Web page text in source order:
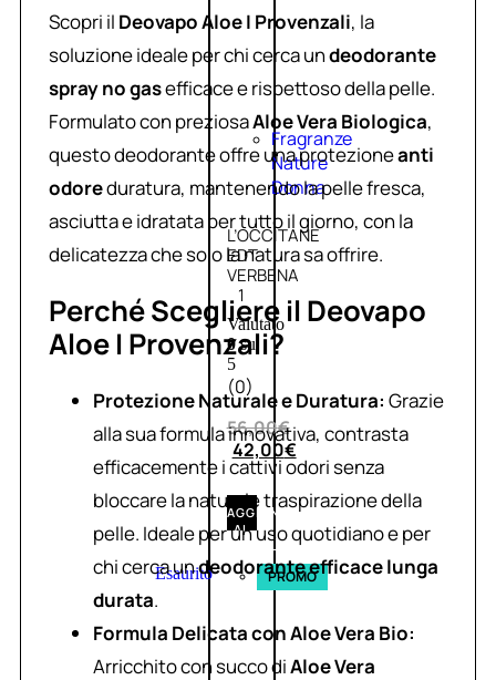
Fragranze
Nature
Donna
L’OCCITANE
EDT
VERBENA
1
Valutato
0su
5
(0)
56,00€
42,00€
AGGIUNGI
AL
CARRELLO
Esaurito PROMO
Scopri il Deovapo Aloe I Provenzali, la
soluzione ideale per chi cerca undeodorante
spray no gasefficace e rispettoso della pelle.
Formulato con preziosaAloe Vera Biologica,
questo deodorante offre una protezioneanti
odoreduratura, mantenendo la pelle fresca,
asciutta e idratata per tutto il giorno, con la
delicatezza che solo la natura sa offrire.
Perché Scegliere il Deovapo
Aloe I Provenzali?
Protezione Naturale e Duratura: Grazie
alla sua formula innovativa, contrasta
efficacemente i cattivi odori senza
bloccare la naturale traspirazione della
pelle. Ideale per un uso quotidiano e per
chi cerca undeodorante efficace lunga
durata.
Formula Delicata con Aloe Vera Bio:
Arricchito con succo diAloe Vera